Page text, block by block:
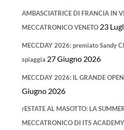
AMBASCIATRICE DI FRANCIA IN
MECCATRONICO VENETO 23
MECCDAY 2026: premiato Sandy
spiaggia 27 Giugno 2026
MECCDAY 2026: IL GRANDE
Giugno 2026
rESTATE AL MASOTTO: LA
MECCATRONICO DI ITS ACADEMY